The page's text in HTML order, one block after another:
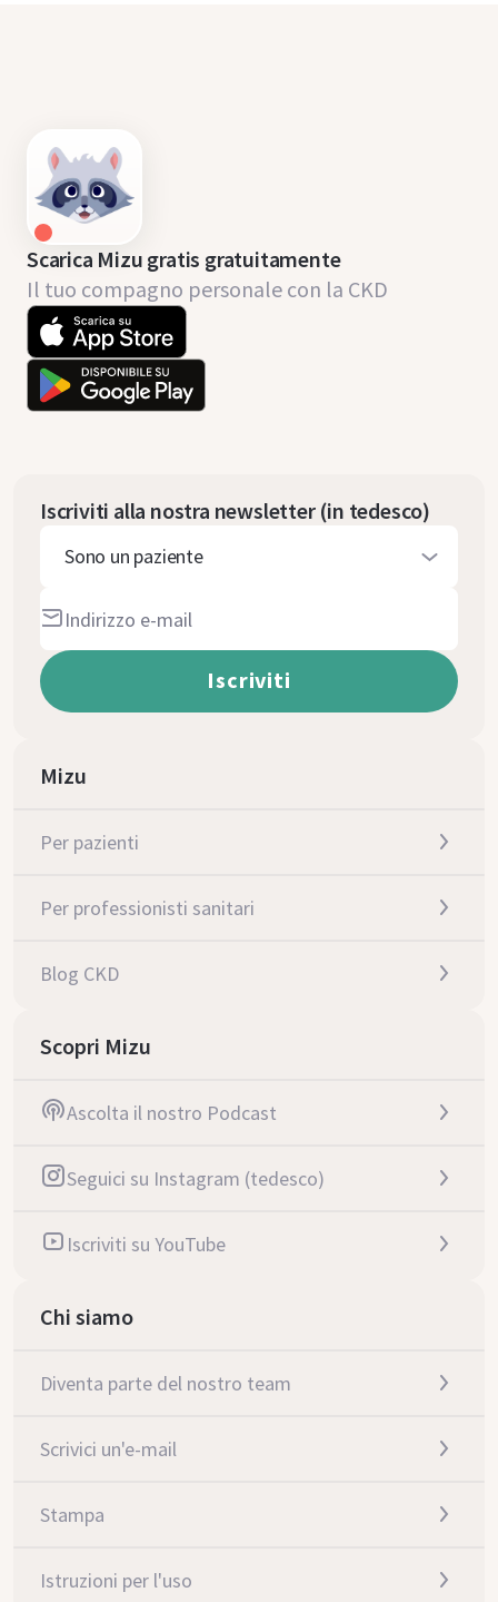
Scarica Mizu gratis gratuitamente
Il tuo compagno personale con la CKD
Iscriviti alla nostra newsletter (in tedesco)
Sono un paziente
Mizu
Per pazienti
Per professionisti sanitari
Blog CKD
Scopri Mizu
Ascolta il nostro Podcast
Seguici su Instagram (tedesco)
Iscriviti su YouTube
Chi siamo
Diventa parte del nostro team
Scrivici un'e-mail
Stampa
Istruzioni per l'uso